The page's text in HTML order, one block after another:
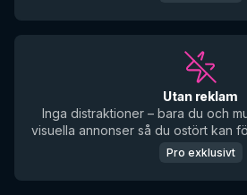
Utan reklam
Inga distraktioner – bara du och
visuella annonser så du ostört kan
Pro exklusivt